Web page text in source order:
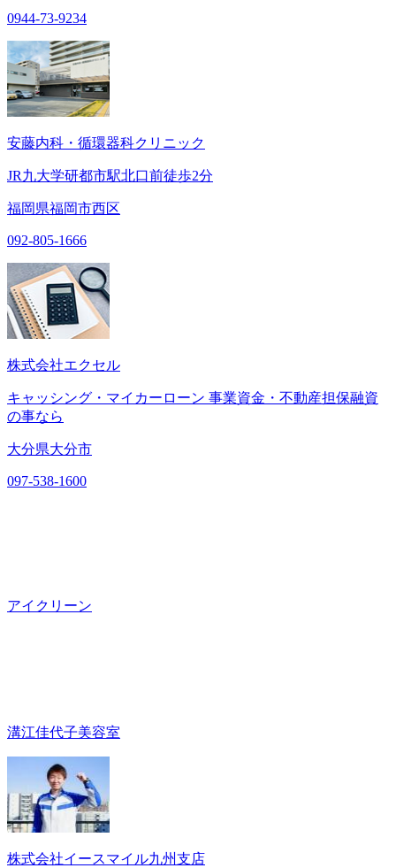
0944-73-9234
安藤内科・循環器科クリニック
JR九大学研都市駅北口前徒歩2分
福岡県福岡市西区
092-805-1666
株式会社エクセル
キャッシング・マイカーローン 事業資金・不動産担保融資
の事なら
大分県大分市
097-538-1600
アイクリーン
溝江佳代子美容室
株式会社イースマイル九州支店